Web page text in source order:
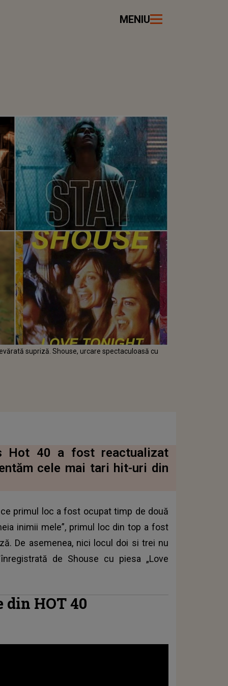
MENIU
supriză. Shouse, urcare spectaculoasă cu
Hot 40 a fost reactualizat
cele mai tari hit-uri din
primul loc a fost ocupat timp de două
inimii mele”, primul loc din top a fost
De asemenea, nici locul doi si trei nu
de Shouse cu piesa „Love
din HOT 40